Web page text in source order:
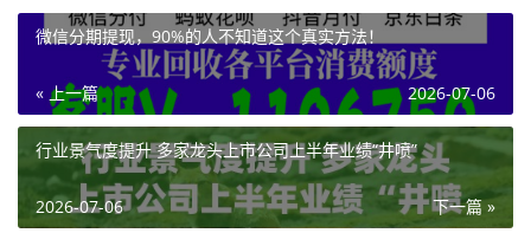
微信分期提现，90%的人不知道这个真实方法！
« 上一篇 2026-07-06
行业景气度提升 多家龙头上市公司上半年业绩“井喷”
下一篇 »
2026-07-06